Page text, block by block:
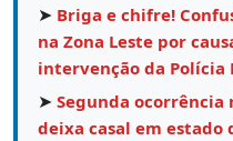
➤ Briga e chifre!
na Zona Leste por
intervenção da
➤ Segunda ocorrência
deixa casal em estado